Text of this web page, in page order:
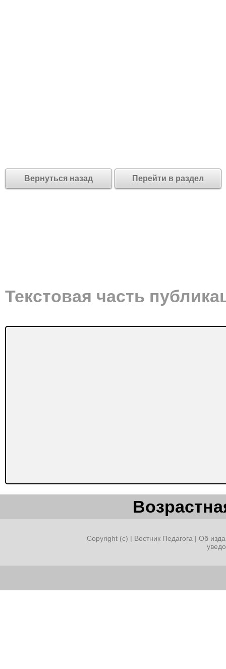
Вернуться назад Перейти в раздел
Текстовая часть
Copyright (c) | Вестник Педагога | Об